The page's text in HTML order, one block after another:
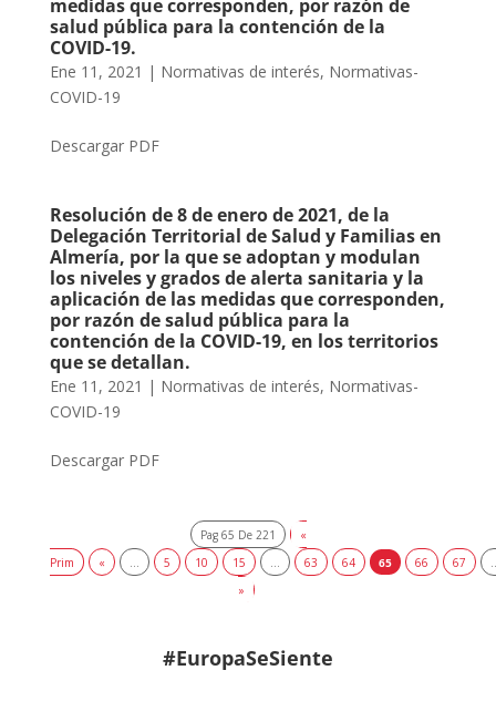
medidas que corresponden, por razón de
salud pública para la contención de la
COVID-19.
Ene 11, 2021 | Normativas de interés, Normativas-
COVID-19
Descargar PDF
Resolución de 8 de enero de 2021, de la
Delegación Territorial de Salud y Familias en
Almería, por la que se adoptan y modulan
los niveles y grados de alerta sanitaria y la
aplicación de las medidas que corresponden,
por razón de salud pública para la
contención de la COVID-19, en los territorios
que se detallan.
Ene 11, 2021 | Normativas de interés, Normativas-
COVID-19
Descargar PDF
Pag 65 De 221
«
Prim
« 5 10 15 63 64 65 66 67
»
#EuropaSeSiente